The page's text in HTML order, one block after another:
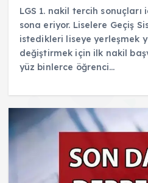
LGS 1. nakil tercih sonuçları
sona eriyor. Liselere Geçiş
istedikleri liseye yerleşmek
değiştirmek için ilk nakil
yüz binlerce öğrenci…